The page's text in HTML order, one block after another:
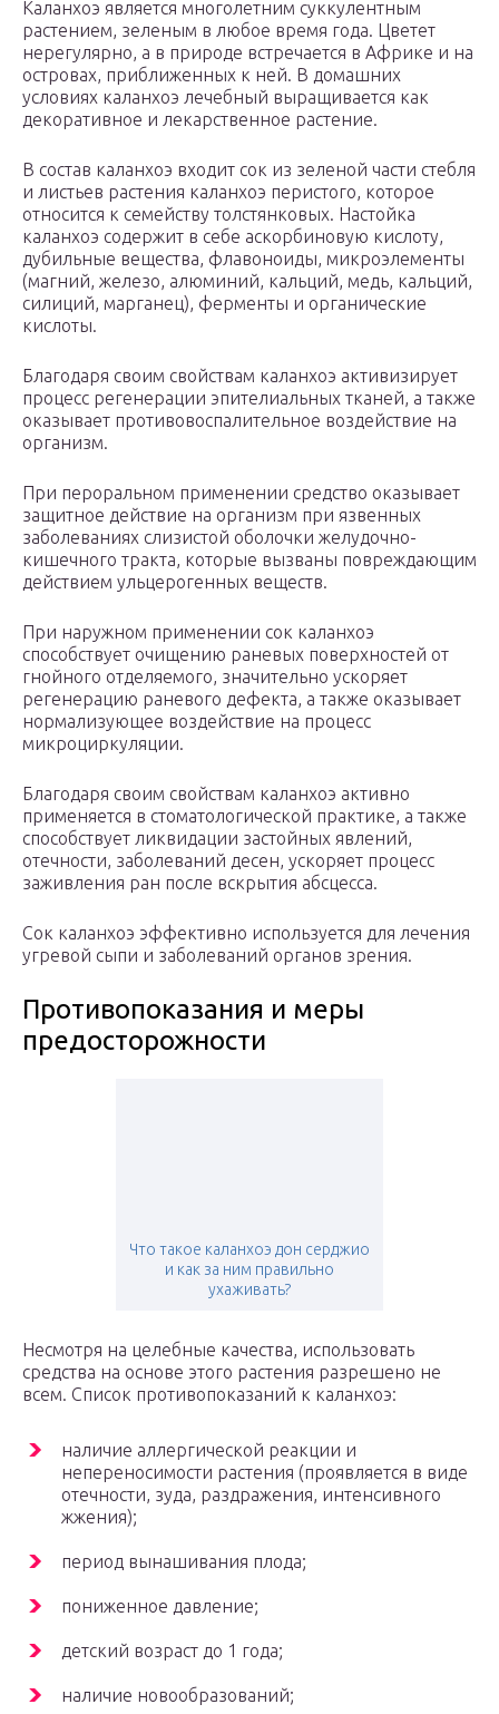
Каланхоэ является многолетним суккулентным
растением, зеленым в любое время года. Цветет
нерегулярно, а в природе встречается в Африке и на
островах, приближенных к ней. В домашних
условиях каланхоэ лечебный выращивается как
декоративное и лекарственное растение.
В состав каланхоэ входит сок из зеленой части стебля
и листьев растения каланхоэ перистого, которое
относится к семейству толстянковых. Настойка
каланхоэ содержит в себе аскорбиновую кислоту,
дубильные вещества, флавоноиды, микроэлементы
(магний, железо, алюминий, кальций, медь, кальций,
силиций, марганец), ферменты и органические
кислоты.
Благодаря своим свойствам каланхоэ активизирует
процесс регенерации эпителиальных тканей, а также
оказывает противовоспалительное воздействие на
организм.
При пероральном применении средство оказывает
защитное действие на организм при язвенных
заболеваниях слизистой оболочки желудочно-
кишечного тракта, которые вызваны повреждающим
действием ульцерогенных веществ.
При наружном применении сок каланхоэ
способствует очищению раневых поверхностей от
гнойного отделяемого, значительно ускоряет
регенерацию раневого дефекта, а также оказывает
нормализующее воздействие на процесс
микроциркуляции.
Благодаря своим свойствам каланхоэ активно
применяется в стоматологической практике, а также
способствует ликвидации застойных явлений,
отечности, заболеваний десен, ускоряет процесс
заживления ран после вскрытия абсцесса.
Сок каланхоэ эффективно используется для лечения
угревой сыпи и заболеваний органов зрения.
Противопоказания и меры
предосторожности
Что такое каланхоэ дон серджио
и как за ним правильно
ухаживать?
Несмотря на целебные качества, использовать
средства на основе этого растения разрешено не
всем. Список противопоказаний к каланхоэ:
наличие аллергической реакции и
непереносимости растения (проявляется в виде
отечности, зуда, раздражения, интенсивного
жжения);
период вынашивания плода;
пониженное давление;
детский возраст до 1 года;
наличие новообразований;